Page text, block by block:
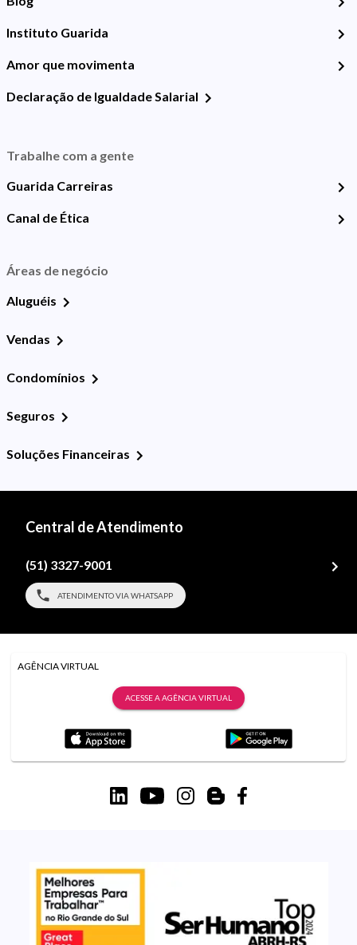
Instituto Guarida
Amor que movimenta
Declaração de Igualdade Salarial
Trabalhe com a gente
Guarida Carreiras
Canal de Ética
Áreas de negócio
Aluguéis
Vendas
Condomínios
Seguros
Soluções Financeiras
Central de Atendimento
(51) 3327-9001
ATENDIMENTO VIA WHATSAPP
AGÊNCIA VIRTUAL
ACESSE A AGÊNCIA VIRTUAL